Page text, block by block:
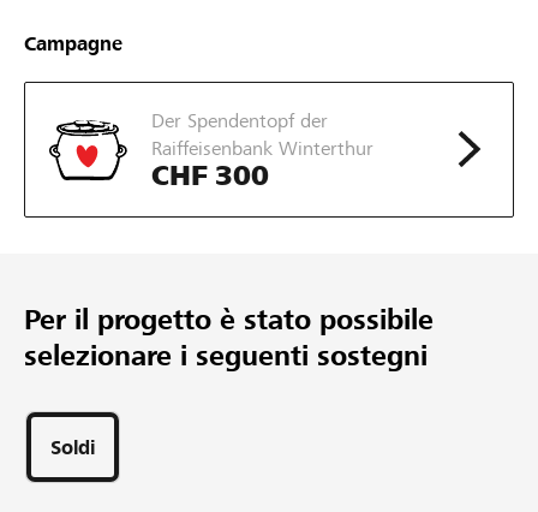
CHF 60’000
Importo desiderato
177
Campagne
Der Spendentopf der
Raiffeisenbank Winterthur
CHF 300
Per il progetto è stato possibile
selezionare i seguenti sostegni
Soldi